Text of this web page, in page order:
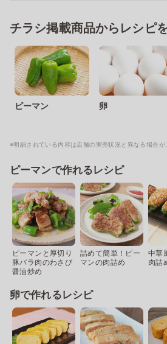
チラシ掲載商品からレシピ
ピーマン 卵
※明細されている内容は店舗の実売状況と異なる場合が
ピーマンで作れるレシピ
ピーマンと厚切り
豚バラ肉のわさび
醤油炒め
詰めて簡単！ピー
マンの肉詰め
中華
肉詰
卵で作れるレシピ